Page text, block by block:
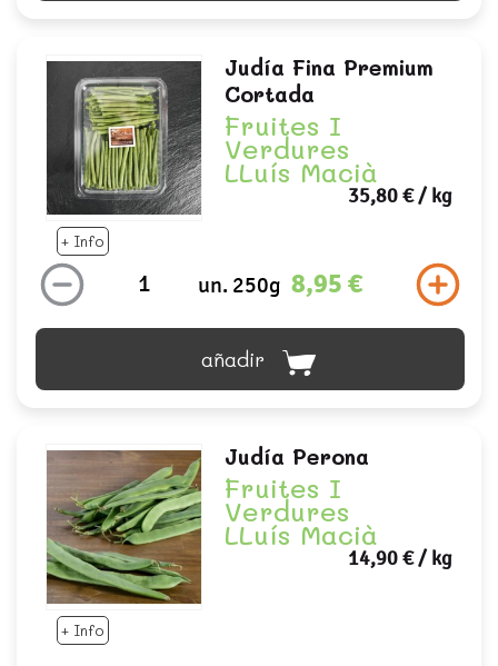
+ Info
Judía Fina Premium
Cortada
Fruites I
Verdures
LLuís Macià
35,80 €/ kg
un. 250g 8,95 €
añadir
+ Info
Judía Perona
Fruites I
Verdures
LLuís Macià
14,90 €/ kg